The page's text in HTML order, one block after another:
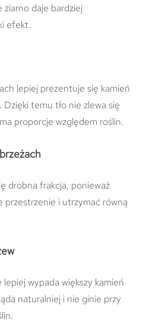
ziarno daje bardziej
efekt.
lepiej prezentuje się kamień
temu tło nie zlewa się
proporcje względem roślin.
drobna frakcja, ponieważ
przestrzenie i utrzymać równą
wypada większy kamień
naturalniej i nie ginie przy